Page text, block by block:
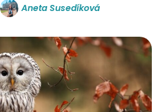
Aneta Susedíková